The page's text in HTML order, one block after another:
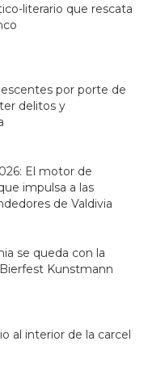
literario que rescata
por porte de
delitos y
El motor de
impulsa a las
de Valdivia
se queda con la
Kunstmann
al interior de la carcel